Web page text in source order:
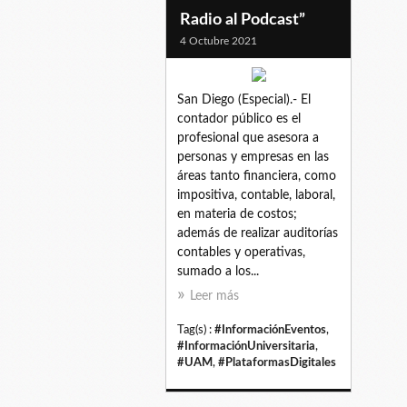
Radio al Podcast”
4 Octubre 2021
San Diego (Especial).- El
contador público es el
profesional que asesora a
personas y empresas en las
áreas tanto financiera, como
impositiva, contable, laboral,
en materia de costos;
además de realizar auditorías
contables y operativas,
sumado a los...
Leer más
Tag(s) : #InformaciónEventos,
#InformaciónUniversitaria,
#UAM, #PlataformasDigitales